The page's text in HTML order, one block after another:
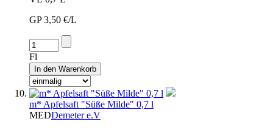
GP 3,50 €/L
Fl
m* Apfelsaft "Süße Milde" 0,7 l
MEDDemeter e.V